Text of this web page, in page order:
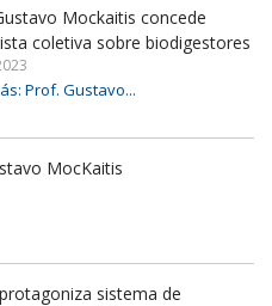
Mockaitis concede
coletiva sobre biodigestores
Prof. Gustavo...
MocKaitis
sistema de